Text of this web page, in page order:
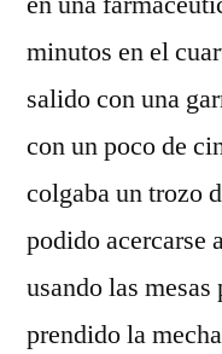
minutos en el
salido con una
con un poco de
colgaba un trozo
podido acercarse
usando las
prendido la